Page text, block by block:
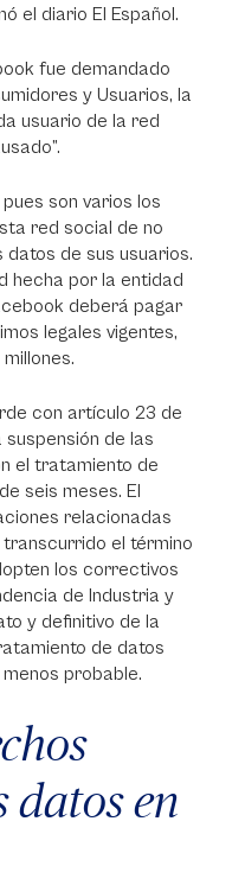
el diario El Español.
fue demandado
y Usuarios, la
usuario de la red
son varios los
red social de no
de sus usuarios.
hecha por la entidad
deberá pagar
legales vigentes,
con artículo 23 de
suspensión de las
el tratamiento de
seis meses. El
relacionadas
transcurrido el término
los correctivos
de Industria y
y definitivo de la
de datos
probable.
datos en